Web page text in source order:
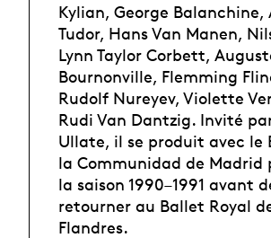
Kylian, George Balanchine,
Tudor, Hans Van Manen,
Lynn Taylor Corbett,
Bournonville, Flemming
Rudolf Nureyev, Violette
Rudi Van Dantzig. Invité
Ullate, il se produit avec le
la Communidad de Madrid
la saison 1990–1991 avant
retourner au Ballet Royal
Flandres.